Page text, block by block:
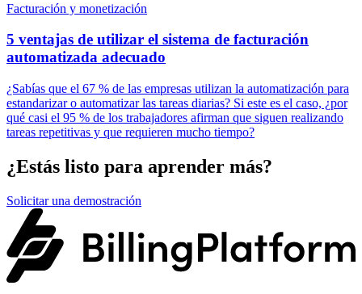
Facturación y monetización
5 ventajas de utilizar el sistema de facturación
automatizada adecuado
¿Sabías que el 67 % de las empresas utilizan la automatización para
estandarizar o automatizar las tareas diarias? Si este es el caso, ¿por
qué casi el 95 % de los trabajadores afirman que siguen realizando
tareas repetitivas y que requieren mucho tiempo?
¿Estás listo para aprender más?
Solicitar una demostración